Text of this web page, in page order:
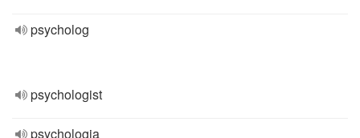
psycholog
psychologist
psychologia